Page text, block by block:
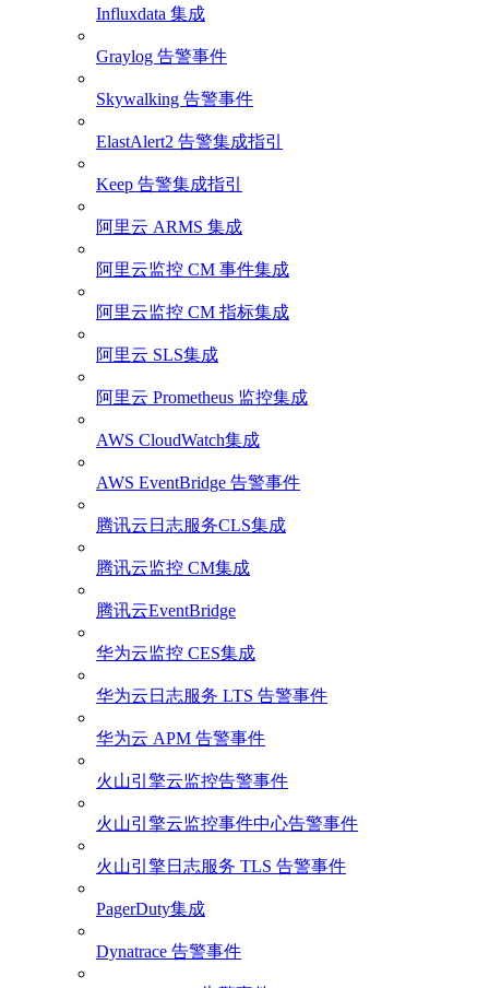
Influxdata 集成
Graylog 告警事件
Skywalking 告警事件
ElastAlert2 告警集成指引
Keep 告警集成指引
阿里云 ARMS 集成
阿里云监控 CM 事件集成
阿里云监控 CM 指标集成
阿里云 SLS集成
阿里云 Prometheus 监控集成
AWS CloudWatch集成
AWS EventBridge 告警事件
腾讯云日志服务CLS集成
腾讯云监控 CM集成
腾讯云EventBridge
华为云监控 CES集成
华为云日志服务 LTS 告警事件
华为云 APM 告警事件
火山引擎云监控告警事件
火山引擎云监控事件中心告警事件
火山引擎日志服务 TLS 告警事件
PagerDuty集成
Dynatrace 告警事件